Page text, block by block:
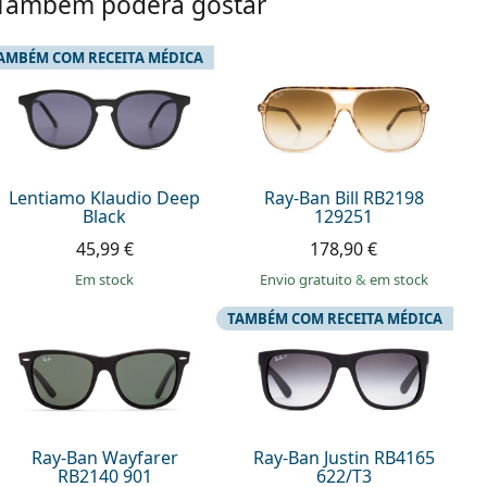
Lentiamo Klaudio Deep
Black
COM RECEITA MÉDICA
45,99 €
em stock
Ray-Ban Bill RB2198
129251
178,90 €
Envio gratuito& em stock
Ray-Ban Wayfarer
RB2140 901
Ray-Ban Justin RB4165
622/T3
TAMBÉM COM RECEITA MÉDICA